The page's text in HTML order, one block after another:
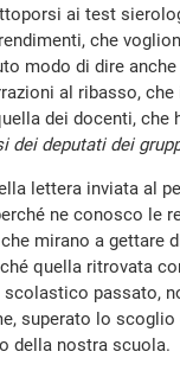
ai test
che
modo di dire
al ribasso,
dei docenti,
dei deputati dei
lettera inviata al
ne conosco le
mirano a gettare
quella ritrovata
passato,
superato lo
della nostra scuola.